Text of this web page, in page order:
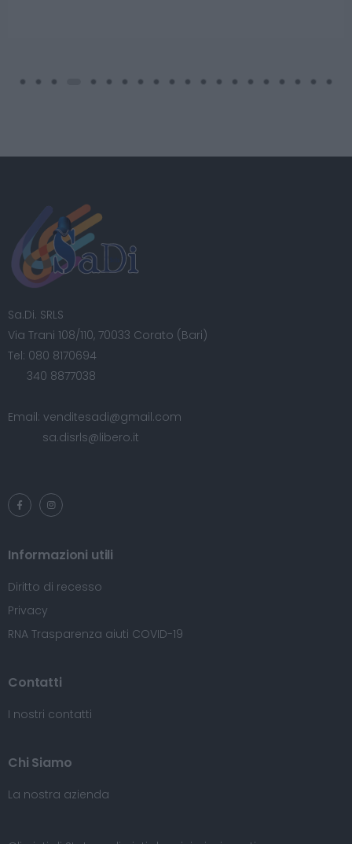
Sa.Di. SRLS
Via Trani 108/110, 70033 Corato (Bari)
Tel: 080 8170694
340 8877038
Email: venditesadi@gmail.com
sa.disrls@libero.it
Informazioni utili
Diritto di recesso
Privacy
RNA Trasparenza aiuti COVID-19
Contatti
I nostri contatti
Chi Siamo
La nostra azienda